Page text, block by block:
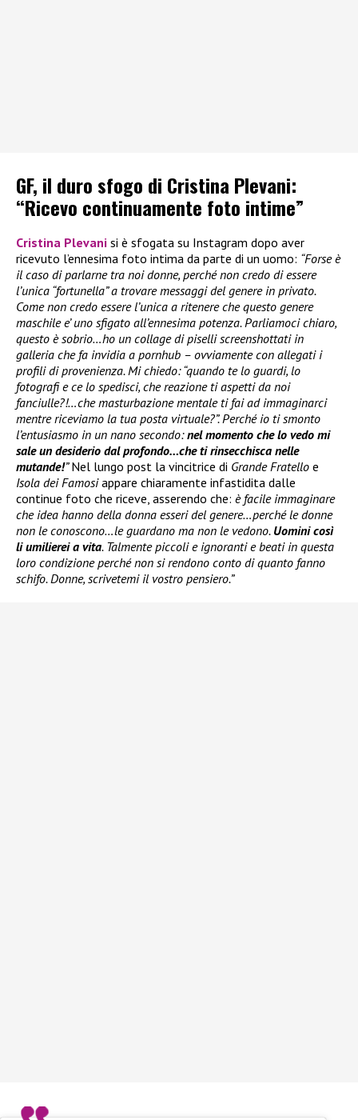
GF, il duro sfogo di Cristina Plevani:
“Ricevo continuamente foto intime”
Cristina Plevani si è sfogata su Instagram dopo aver
ricevuto l’ennesima foto intima da parte di un uomo: “Forse è
il caso di parlarne tra noi donne, perché non credo di essere
l’unica “fortunella” a trovare messaggi del genere in privato.
Come non credo essere l’unica a ritenere che questo genere
maschile e’ uno sfigato all’ennesima potenza. Parliamoci chiaro,
questo è sobrio…ho un collage di piselli screenshottati in
galleria che fa invidia a pornhub – ovviamente con allegati i
profili di provenienza. Mi chiedo: “quando te lo guardi, lo
fotografi e ce lo spedisci, che reazione ti aspetti da noi
fanciulle?!…che masturbazione mentale ti fai ad immaginarci
mentre riceviamo la tua posta virtuale?”. Perché io ti smonto
l’entusiasmo in un nano secondo:nel momento che lo vedo mi
sale un desiderio dal profondo…che ti rinsecchisca nelle
mutande!”Nel lungo post la vincitrice di Grande Fratello e
Isola dei Famosiappare chiaramente infastidita dalle
continue foto che riceve, asserendo che: è facile immaginare
che idea hanno della donna esseri del genere…perché le donne
non le conoscono…le guardano ma non le vedono. Uomini così
li umilierei a vita. Talmente piccoli e ignoranti e beati in questa
loro condizione perché non si rendono conto di quanto fanno
schifo. Donne, scrivetemi il vostro pensiero.”